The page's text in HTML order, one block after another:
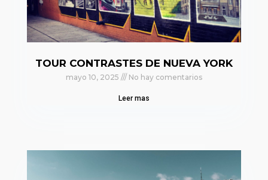
TOUR CONTRASTES DE NUEVA YORK
mayo 10, 2025 No hay comentarios
Leer mas